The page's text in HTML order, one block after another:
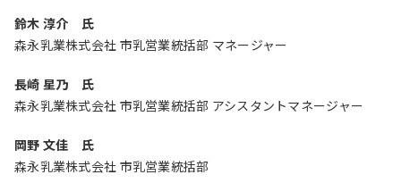
鈴木 淳介 氏
森永乳業株式会社 市乳営業統括部 マネージャー
長崎 星乃 氏
森永乳業株式会社 市乳営業統括部 アシスタントマネージャー
岡野 文佳 氏
森永乳業株式会社 市乳営業統括部